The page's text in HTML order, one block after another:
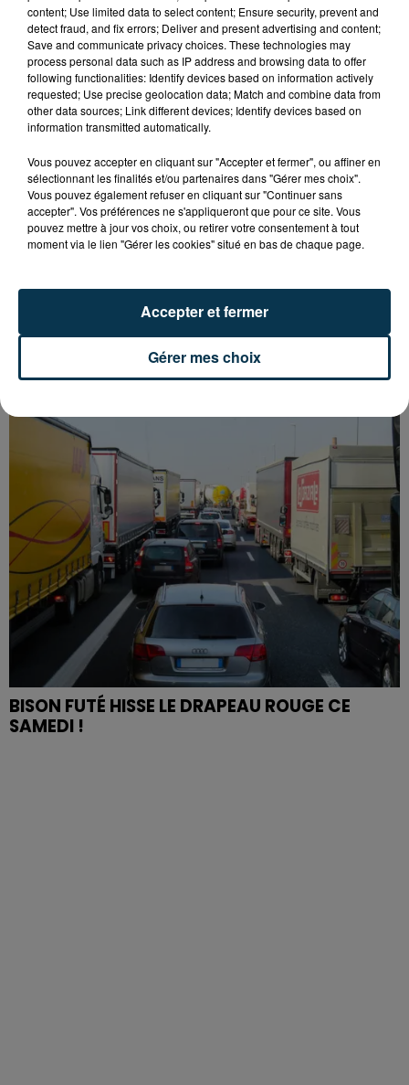
ARRÊTÉ POUR LES ACTIVITÉS DE...
L’ASSE RÉDUIT FACE À SOCHAUX, UNE
PREMIÈRE VICTOIRE POUR NOS VERTS ?
BISON FUTÉ HISSE LE DRAPEAU ROUGE CE
SAMEDI !
content; Use limited data to select content; Ensure security, prevent and
detect fraud, and fix errors; Deliver and present advertising and content;
Save and communicate privacy choices. These technologies may
process personal data such as IP address and browsing data to offer
following functionalities: Identify devices based on information actively
requested; Use precise geolocation data; Match and combine data from
other data sources; Link different devices; Identify devices based on
information transmitted automatically.
Vous pouvez accepter en cliquant sur "Accepter et fermer", ou affiner en
sélectionnant les finalités et/ou partenaires dans "Gérer mes choix".
Vous pouvez également refuser en cliquant sur "Continuer sans
accepter". Vos préférences ne s'appliqueront que pour ce site. Vous
pouvez mettre à jour vos choix, ou retirer votre consentement à tout
moment via le lien "Gérer les cookies" situé en bas de chaque page.
Gérer mes choix
Accepter et fermer